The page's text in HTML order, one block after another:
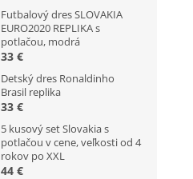
Futbalový dres SLOVAKIA
EURO2020 REPLIKA s
potlačou, modrá
33 €
Detský dres Ronaldinho
Brasil replika
33 €
5 kusový set Slovakia s
potlačou v cene, veľkosti od 4
rokov po XXL
44 €